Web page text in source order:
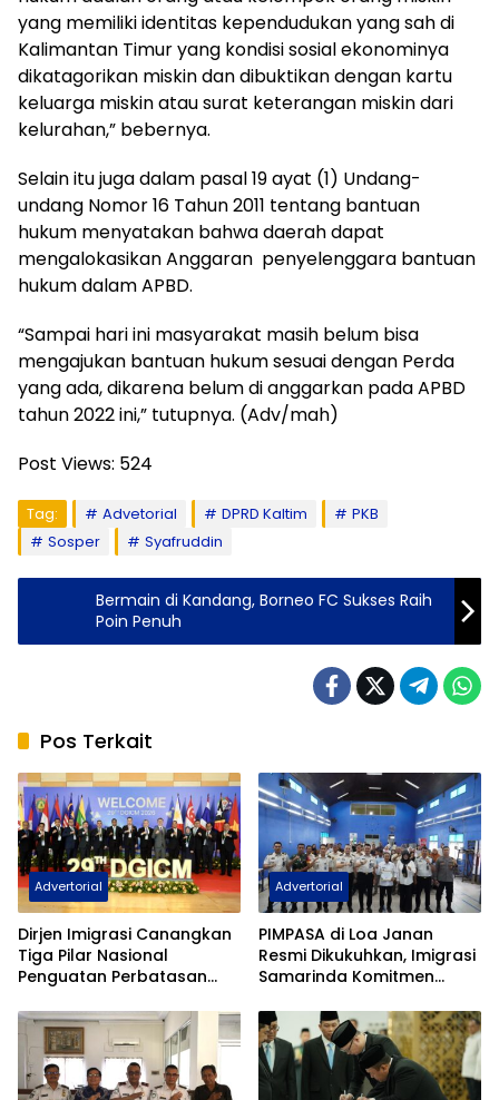
yang memiliki identitas kependudukan yang sah di
Kalimantan Timur yang kondisi sosial ekonominya
dikatagorikan miskin dan dibuktikan dengan kartu
keluarga miskin atau surat keterangan miskin dari
kelurahan,” bebernya.
Selain itu juga dalam pasal 19 ayat (1) Undang-
undang Nomor 16 Tahun 2011 tentang bantuan
hukum menyatakan bahwa daerah dapat
mengalokasikan Anggaran penyelenggara bantuan
hukum dalam APBD.
“Sampai hari ini masyarakat masih belum bisa
mengajukan bantuan hukum sesuai dengan Perda
yang ada, dikarena belum di anggarkan pada APBD
tahun 2022 ini,” tutupnya. (Adv/mah)
Post Views: 524
Tag: Advetorial DPRD Kaltim
PKB
Sosper
Syafruddin
Bermain di Kandang, Borneo FC Sukses Raih
Poin Penuh
Pos Terkait
Advertorial
Dirjen Imigrasi Canangkan
Tiga Pilar Nasional
Penguatan Perbatasan
DGICM 2026
Advertorial
PIMPASA di Loa Janan
Resmi Dikukuhkan, Imigrasi
Samarinda Komitmen
Keberangkatan Ilegal